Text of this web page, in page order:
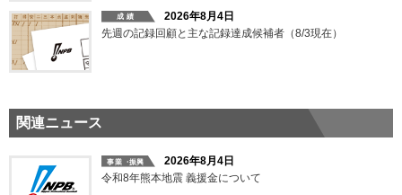
2026年8月4日
先週の記録回顧と主な記録達成候補者（8/3現在）
関連ニュース
2026年8月4日
令和8年熊本地震 義援金について